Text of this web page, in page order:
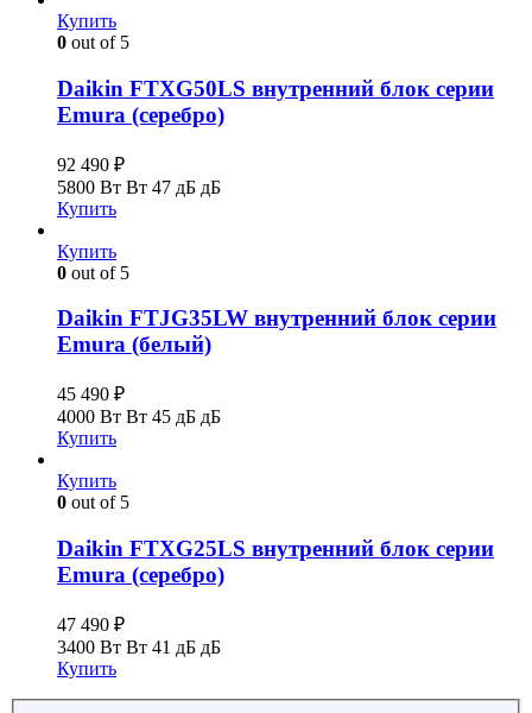
Купить
0 out of 5
Daikin FTXG50LS внутренний блок серии
Emura (серебро)
92 490 ₽
5800 Вт Вт 47 дБ дБ
Купить
Купить
0 out of 5
Daikin FTJG35LW внутренний блок серии
Emura (белый)
45 490 ₽
4000 Вт Вт 45 дБ дБ
Купить
Купить
0 out of 5
Daikin FTXG25LS внутренний блок серии
Emura (серебро)
47 490 ₽
3400 Вт Вт 41 дБ дБ
Купить